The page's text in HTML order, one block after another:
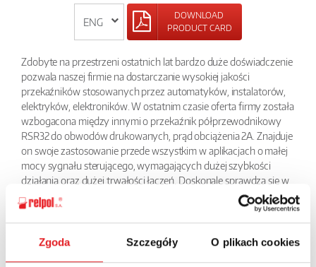
Zgoda Szczegóły O plikach cookies
DOWNLOAD
PRODUCT CARD
Zdobyte na przestrzeni ostatnich lat bardzo duże doświadczenie
pozwala naszej firmie na dostarczanie wysokiej jakości
przekaźników stosowanych przez automatyków, instalatorów,
elektryków, elektroników. W ostatnim czasie oferta firmy została
wzbogacona między innymi o przekaźnik półprzewodnikowy
RSR32 do obwodów drukowanych, prąd obciążenia 2A. Znajduje
on swoje zastosowanie przede wszystkim w aplikacjach o małej
mocy sygnału sterującego, wymagających dużej szybkości
działania oraz dużej trwałości łączeń. Doskonale sprawdza się w
aplikacjach o szybkich załączaniach obciążeń przy niewielkim
prądzie oraz jako elementy pośredniczące w układach
automatyki.
BACK